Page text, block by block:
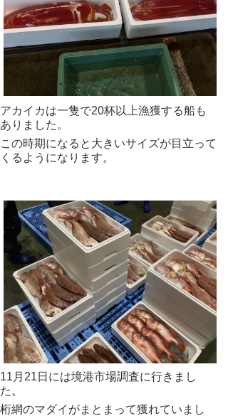
アカイカは一隻で20杯以上漁獲する船も
ありました。
この時期になると大きいサイズが目立って
くるようになります。
11月21日には境港市場調査に行きまし
た。
桁網のマダイがまとまって獲れていまし